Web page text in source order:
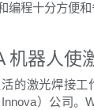
编程十分方便和
机器人使
的激光焊接工
）公司。